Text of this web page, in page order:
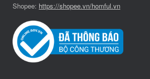
Shopee: https://shopee.vn/homful.vn